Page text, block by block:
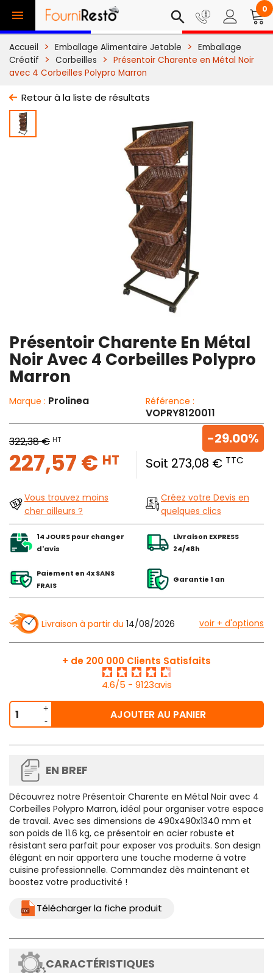
 search 0
Accueil Emballage Alimentaire Jetable
Emballage
Créatif
Corbeilles
Présentoir Charente en Métal Noir
avec 4 Corbeilles Polypro Marron
Retour à la liste de résultats
Présentoir Charente En Métal
Noir Avec 4 Corbeilles Polypro
Marron
Marque : Prolinea Référence :
VOPRY8120011
322,38 € HT
227,57 € HT Soit 273,08 € TTC
-29.00%
Vous trouvez moins
cher ailleurs ?
Créez votre Devis en
quelques clics
14 JOURS pour changer
d'avis
Livraison EXPRESS
24/48h
Paiement en 4x SANS
FRAIS
Garantie 1 an
Livraison à partir du 14/08/2026 voir + d'options
+ de 200 000 Clients Satisfaits
4.6/5 - 9123avis
AJOUTER AU PANIER
EN BREF
Découvrez notre Présentoir Charente en Métal Noir avec 4
Corbeilles Polypro Marron, idéal pour organiser votre espace
de travail. Avec ses dimensions de 490x490x1340 mm et
son poids de 11.6 kg, ce présentoir en acier robuste et
résistant sera parfait pour exposer vos produits. Son design
élégant en noir apportera une touche moderne à votre
cuisine professionnelle. Commandez dès maintenant et
boostez votre productivité !
Télécharger la fiche produit
CARACTÉRISTIQUES